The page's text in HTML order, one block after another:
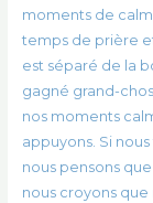
moments de
temps de prière
est séparé de la
gagné grand-
nos moments
appuyons. Si
nous pensons
nous croyons que